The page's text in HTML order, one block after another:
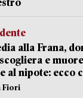
alla Frana,
e
al nipote: ecco
Fiori